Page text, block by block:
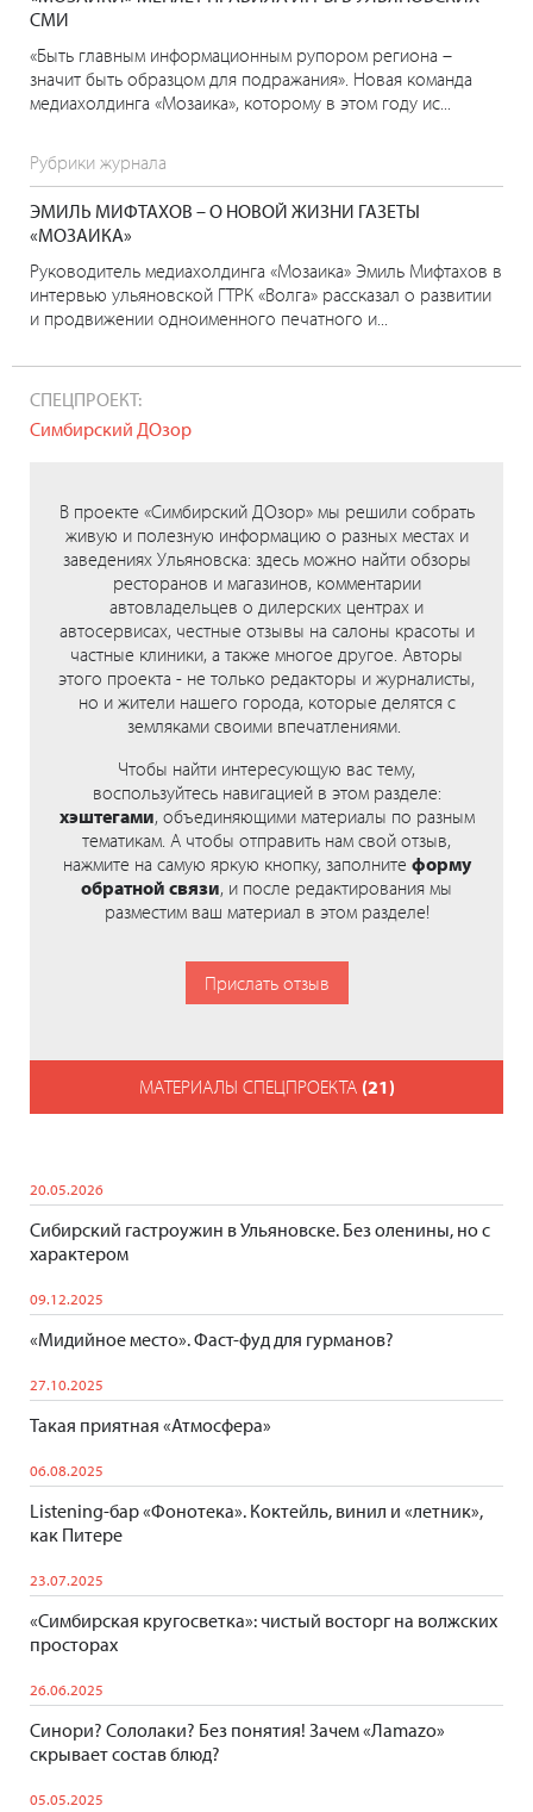
СМИ
«Быть главным информационным рупором региона –
значит быть образцом для подражания». Новая команда
медиахолдинга «Мозаика», которому в этом году ис...
Рубрики журнала
ЭМИЛЬ МИФТАХОВ – О НОВОЙ ЖИЗНИ ГАЗЕТЫ
«МОЗАИКА»
Руководитель медиахолдинга «Мозаика» Эмиль Мифтахов в
интервью ульяновской ГТРК «Волга» рассказал о развитии
и продвижении одноименного печатного и...
СПЕЦПРОЕКТ:
Симбирский ДОзор
В проекте «Симбирский ДОзор» мы решили собрать
живую и полезную информацию о разных местах и
заведениях Ульяновска: здесь можно найти обзоры
ресторанов и магазинов, комментарии
автовладельцев о дилерских центрах и
автосервисах, честные отзывы на салоны красоты и
частные клиники, а также многое другое. Авторы
этого проекта - не только редакторы и журналисты,
но и жители нашего города, которые делятся с
земляками своими впечатлениями.
Чтобы найти интересующую вас тему,
воспользуйтесь навигацией в этом разделе:
хэштегами, объединяющими материалы по разным
тематикам. А чтобы отправить нам свой отзыв,
нажмите на самую яркую кнопку, заполните форму
обратной связи, и после редактирования мы
разместим ваш материал в этом разделе!
Прислать отзыв
МАТЕРИАЛЫ СПЕЦПРОЕКТА (21)
20.05.2026
Сибирский гастроужин в Ульяновске. Без оленины, но с
характером
09.12.2025
«Мидийное место». Фаст-фуд для гурманов?
27.10.2025
Такая приятная «Атмосфера»
06.08.2025
Listening-бар «Фонотека». Коктейль, винил и «летник»,
как Питере
23.07.2025
«Симбирская кругосветка»: чистый восторг на волжских
просторах
26.06.2025
Синори? Сололаки? Без понятия! Зачем «Лаmazo»
скрывает состав блюд?
05.05.2025